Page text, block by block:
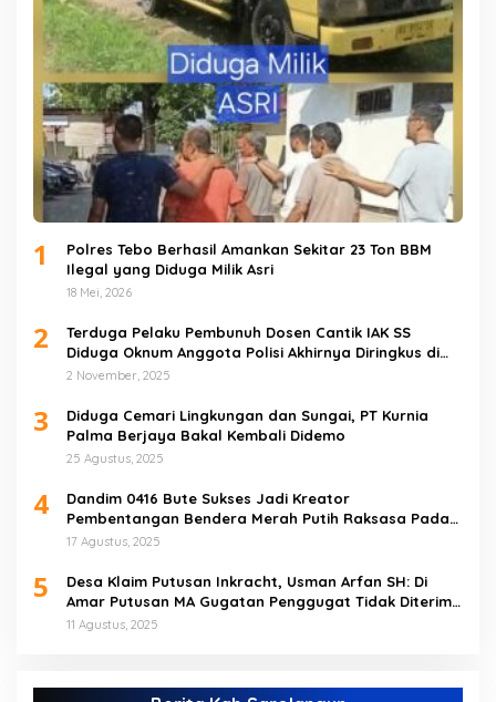
1
Polres Tebo Berhasil Amankan Sekitar 23 Ton BBM
Ilegal yang Diduga Milik Asri
18 Mei, 2026
2
Terduga Pelaku Pembunuh Dosen Cantik IAK SS
Diduga Oknum Anggota Polisi Akhirnya Diringkus di
Tebo Tengah
2 November, 2025
3
Diduga Cemari Lingkungan dan Sungai, PT Kurnia
Palma Berjaya Bakal Kembali Didemo
25 Agustus, 2025
4
Dandim 0416 Bute Sukses Jadi Kreator
Pembentangan Bendera Merah Putih Raksasa Pada
Peringatan HUT RI ke 80 di Tebo
17 Agustus, 2025
5
Desa Klaim Putusan Inkracht, Usman Arfan SH: Di
Amar Putusan MA Gugatan Penggugat Tidak Diterima
(NO)
11 Agustus, 2025